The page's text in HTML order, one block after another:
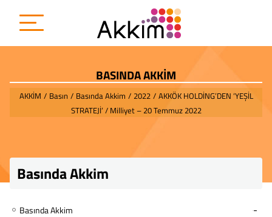
BASINDA AKKİM
AKKİM / Basın / Basında Akkim / 2022 / AKKÖK HOLDİNG’DEN ‘YEŞİL
STRATEJİ’ / Milliyet – 20 Temmuz 2022
Basında Akkim
Basında Akkim